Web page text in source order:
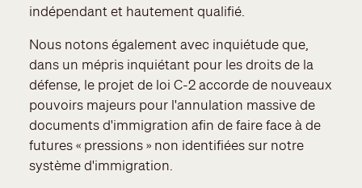
indépendant et hautement qualifié.
Nous notons également avec inquiétude que,
dans un mépris inquiétant pour les droits de la
défense, le projet de loi C-2 accorde de nouveaux
pouvoirs majeurs pour l'annulation massive de
documents d'immigration afin de faire face à de
futures « pressions » non identifiées sur notre
système d'immigration.